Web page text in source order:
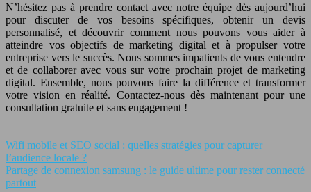
N’hésitez pas à prendre contact avec notre équipe dès aujourd’hui
pour discuter de vos besoins spécifiques, obtenir un devis
personnalisé, et découvrir comment nous pouvons vous aider à
atteindre vos objectifs de marketing digital et à propulser votre
entreprise vers le succès. Nous sommes impatients de vous entendre
et de collaborer avec vous sur votre prochain projet de marketing
digital. Ensemble, nous pouvons faire la différence et transformer
votre vision en réalité. Contactez-nous dès maintenant pour une
consultation gratuite et sans engagement !
Wifi mobile et SEO social : quelles stratégies pour capturer
l’audience locale ?
Partage de connexion samsung : le guide ultime pour rester connecté
partout